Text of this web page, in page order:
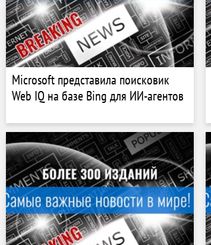
Microsoft представила поисковик
Web IQ на базе Bing для ИИ-агентов